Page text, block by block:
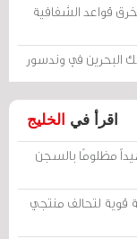
قواعد الشفافية
البحرين في وندسور
اقرأ في الخليج
مظلومًا بالسجن
قوية لتحالف منتجي